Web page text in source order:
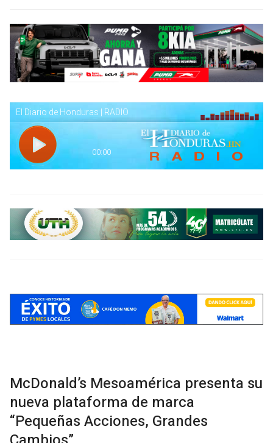
McDonald’s Mesoamérica presenta su
nueva plataforma de marca
“Pequeñas Acciones, Grandes